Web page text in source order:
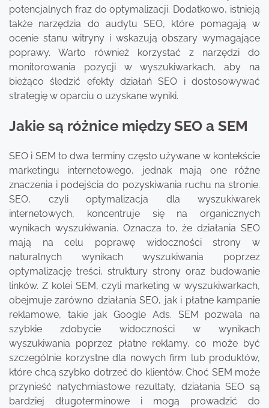
potencjalnych fraz do optymalizacji. Dodatkowo, istnieją
także narzędzia do audytu SEO, które pomagają w
ocenie stanu witryny i wskazują obszary wymagające
poprawy. Warto również korzystać z narzędzi do
monitorowania pozycji w wyszukiwarkach, aby na
bieżąco śledzić efekty działań SEO i dostosowywać
strategię w oparciu o uzyskane wyniki.
Jakie są różnice między SEO a SEM
SEO i SEM to dwa terminy często używane w kontekście
marketingu internetowego, jednak mają one różne
znaczenia i podejścia do pozyskiwania ruchu na stronie.
SEO, czyli optymalizacja dla wyszukiwarek
internetowych, koncentruje się na organicznych
wynikach wyszukiwania. Oznacza to, że działania SEO
mają na celu poprawę widoczności strony w
naturalnych wynikach wyszukiwania poprzez
optymalizację treści, struktury strony oraz budowanie
linków. Z kolei SEM, czyli marketing w wyszukiwarkach,
obejmuje zarówno działania SEO, jak i płatne kampanie
reklamowe, takie jak Google Ads. SEM pozwala na
szybkie zdobycie widoczności w wynikach
wyszukiwania poprzez płatne reklamy, co może być
szczególnie korzystne dla nowych firm lub produktów,
które chcą szybko dotrzeć do klientów. Choć SEM może
przynieść natychmiastowe rezultaty, działania SEO są
bardziej długoterminowe i mogą prowadzić do